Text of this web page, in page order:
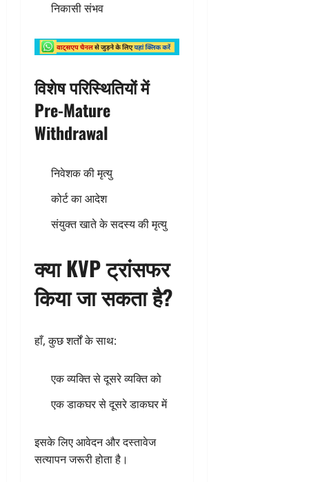
निकासी संभव
विशेष परिस्थितियों में
Pre-Mature
Withdrawal
निवेशक की मृत्यु
कोर्ट का आदेश
संयुक्त खाते के सदस्य की मृत्यु
क्या KVP ट्रांसफर
किया जा सकता है?
हाँ, कुछ शर्तों के साथ:
एक व्यक्ति से दूसरे व्यक्ति को
एक डाकघर से दूसरे डाकघर में
इसके लिए आवेदन और दस्तावेज
सत्यापन जरूरी होता है।